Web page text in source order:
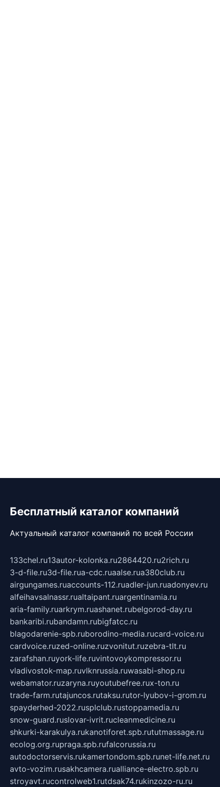
Бесплатный каталог компаний
Актуальный каталог компаний по всей России
133chel.ru13autor-kolonka.ru2864420.ru2rich.ru
3-d-file.ru3d-file.rua-cdc.ruaalse.rua380club.ru
airgungames.ruaccounts-112.ruadler-jun.ruadonyev.ru
alfeihavsalnassr.rualtaipant.ruargentinamia.ru
aria-family.ruarkrym.ruashanet.rubelgorod-day.ru
bankaribi.rubandamn.rubigfatcc.ru
blagodarenie-spb.ruborodino-media.rucard-voice.ru
cardvoice.ruzed-online.ruzvonitut.ruzebra-tlt.ru
zarafshan.ruyork-life.ruvintovoykompressor.ru
vladivostok-map.ruvlknrussia.ruwasabi-shop.ru
webamator.ruzaryna.ruyoutubefree.rux-ton.ru
trade-farm.rutajuncos.rutaksu.rutor-lyubov-i-grom.ru
spayderhed-2022.rusplclub.rustoppamedia.ru
snow-guard.ruslovar-ivrit.rucleanmedicine.ru
shkurki-karakulya.rukanotiforet.spb.rututmassage.ru
ecolog.org.rupraga.spb.rufalcorussia.ru
autodoctorservis.rukamertondom.spb.runet-life.net.ru
avto-vozim.rusakhcamera.rualliance-electro.spb.ru
stroyavt.rucontrolweb1.rutdsak74.rukinzozo-ru.ru